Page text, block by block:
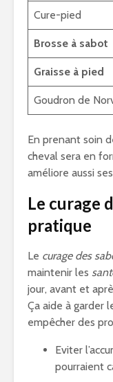
Cure-pied
Brosse à sabot
Graisse à pied
Goudron de
En prenant soin
cheval sera en
améliore aussi
Le curage
pratique
Le curage des
maintenir les
jour, avant et
Ça aide à garder
empêcher des
Eviter
pourraient